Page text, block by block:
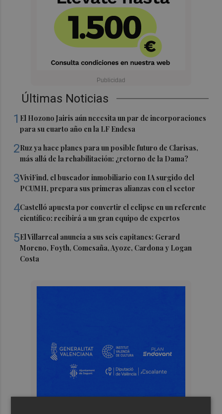
Últimas Noticias
1 El Hozono Jairis aún necesita un par de incorporaciones
para su cuarto año en la LF Endesa
2Ruz ya hace planes para un posible futuro de Clarisas,
más allá de la rehabilitación: ¿retorno de la Dama?
3ViviFind, el buscador inmobiliario con IA surgido del
PCUMH, prepara sus primeras alianzas con el sector
4Castelló apuesta por convertir el eclipse en un referente
científico: recibirá a un gran equipo de expertos
5El Villarreal anuncia a sus seis capitanes: Gerard
Moreno, Foyth, Comesaña, Ayoze, Cardona y Logan
Costa